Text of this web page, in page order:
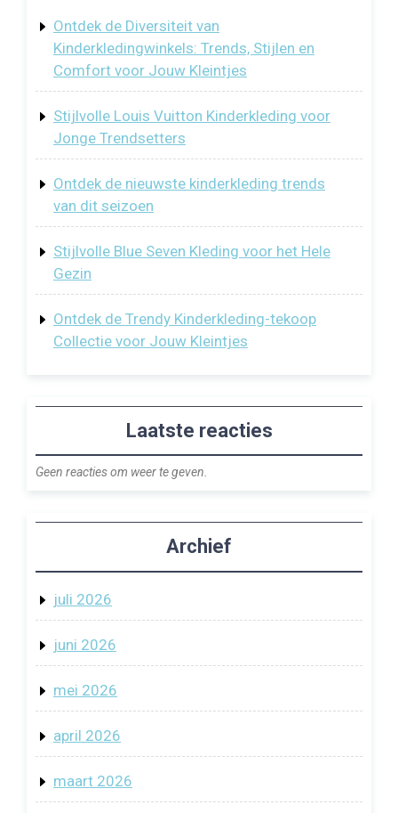
Ontdek de Diversiteit van
Kinderkledingwinkels: Trends, Stijlen en
Comfort voor Jouw Kleintjes
Stijlvolle Louis Vuitton Kinderkleding voor
Jonge Trendsetters
Ontdek de nieuwste kinderkleding trends
van dit seizoen
Stijlvolle Blue Seven Kleding voor het Hele
Gezin
Ontdek de Trendy Kinderkleding-tekoop
Collectie voor Jouw Kleintjes
Laatste reacties
Geen reacties om weer te geven.
Archief
juli 2026
juni 2026
mei 2026
april 2026
maart 2026